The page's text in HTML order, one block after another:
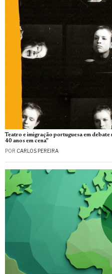
Teatro e imigração portuguesa em debate
40 anos em cena”
POR CARLOS PEREIRA